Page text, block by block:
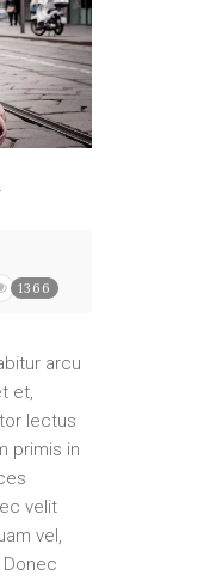
1366
arcu
et,
lectus
primis in
velit
vel,